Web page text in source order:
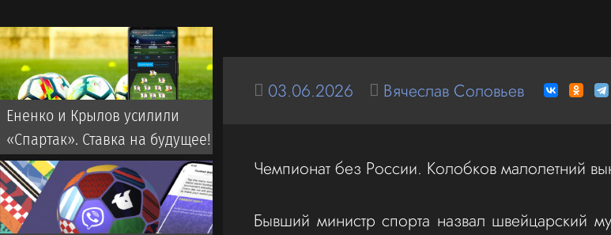
03.06.2026 Вячеслав Соловьев
Чемпионат без России. Колобков малолетний
Бывший министр спорта назвал швейцарский
Ененко и Крылов усилили
«Спартак». Ставка на будущее!